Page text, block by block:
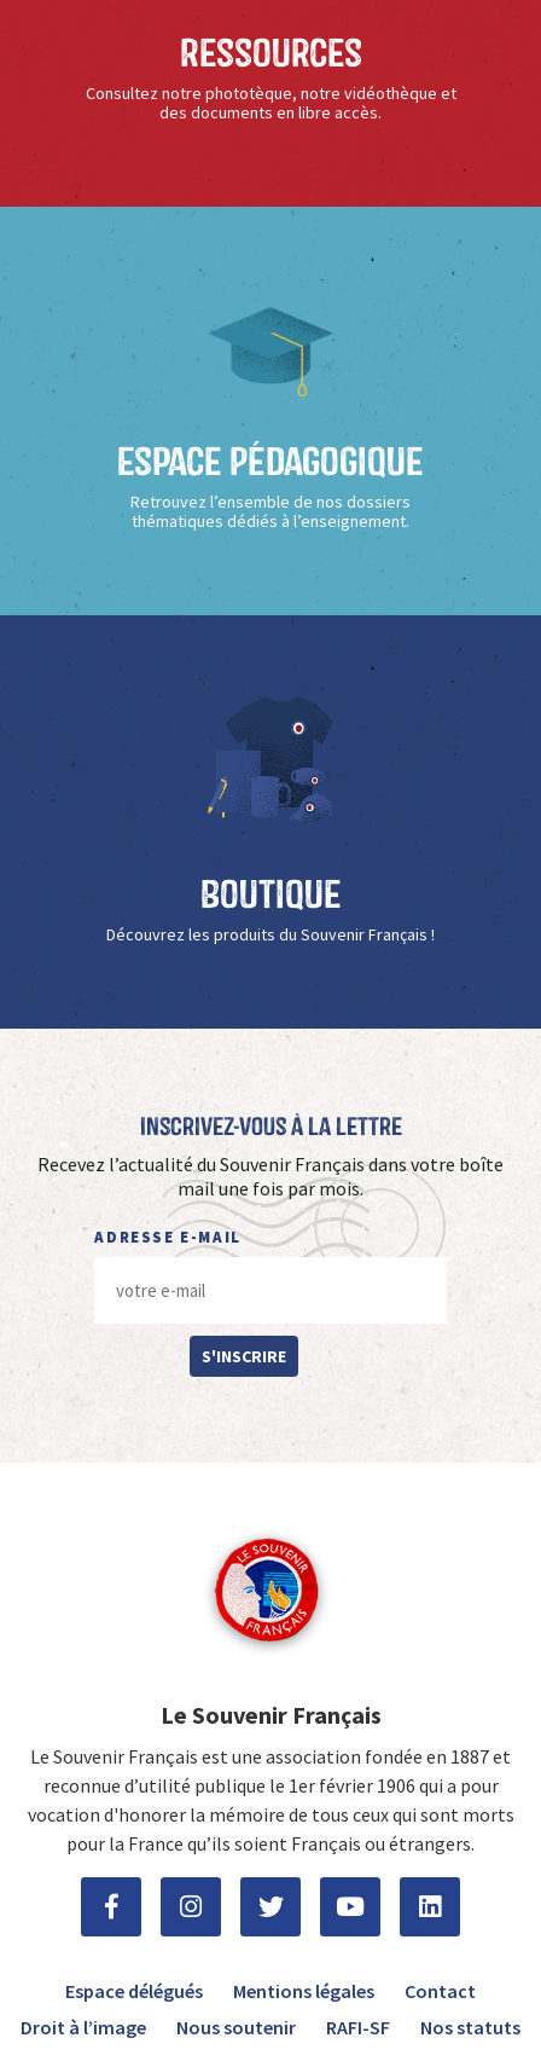
Ressources
Consultez notre phototèque, notre vidéothèque et
des documents en libre accès.
Espace Pédagogique
Retrouvez l’ensemble de nos dossiers
thématiques dédiés à l’enseignement.
Boutique
Découvrez les produits du Souvenir Français !
Inscrivez-vous à La Lettre
Recevez l’actualité du Souvenir Français dans votre boîte
mail une fois par mois.
ADRESSE E-MAIL
S'INSCRIRE
Le Souvenir Français
Le Souvenir Français est une association fondée en 1887 et
reconnue d’utilité publique le 1er février 1906 qui a pour
vocation d'honorer la mémoire de tous ceux qui sont morts
pour la France qu’ils soient Français ou étrangers.
Espace délégués Mentions légales
Contact
Droit à l’image
Nous soutenir RAFI-SF Nos statuts